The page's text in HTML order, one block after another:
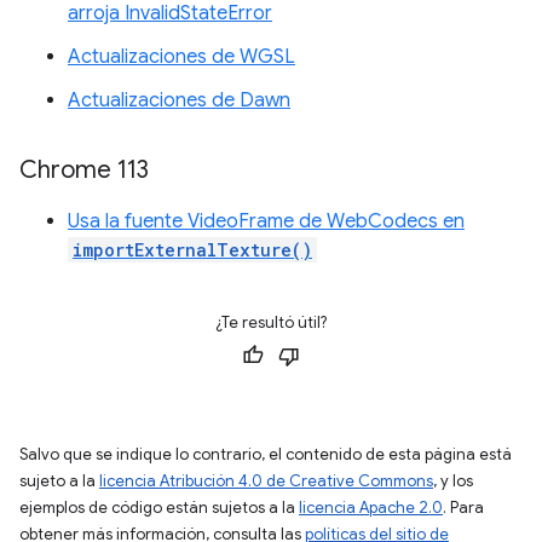
arroja InvalidStateError
Actualizaciones de WGSL
Actualizaciones de Dawn
Chrome 113
Usa la fuente VideoFrame de WebCodecs en
importExternalTexture()
¿Te resultó útil?
Salvo que se indique lo contrario, el contenido de esta página está
sujeto a la licencia Atribución 4.0 de Creative Commons, y los
ejemplos de código están sujetos a la licencia Apache 2.0. Para
obtener más información, consulta laspolíticas del sitio de